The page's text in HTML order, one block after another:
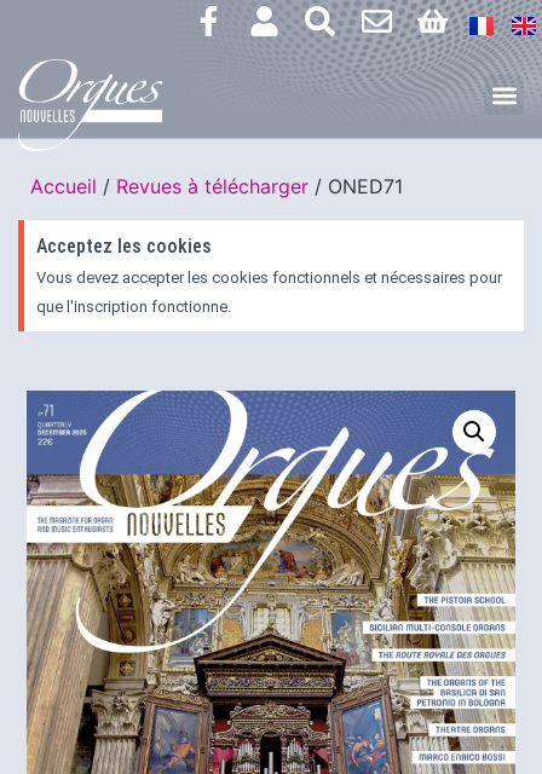
Accueil / Revues à télécharger / ONED71
Acceptez les cookies
Vous devez accepter les cookies fonctionnels et nécessaires pour
que l'inscription fonctionne.